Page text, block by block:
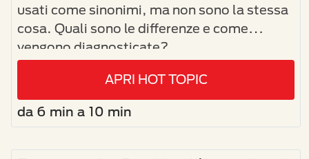
usati come sinonimi, ma non sono la stessa
cosa. Quali sono le differenze e come
vengono diagnosticate?
APRI HOT TOPIC
da 6 min a 10 min